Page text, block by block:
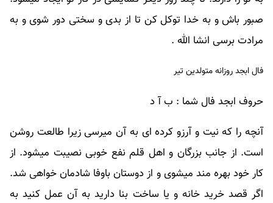
صبور باش و به خدا توکل کن تا از بدی و سختی دور شوی و به
مرادت برسی انشا الله .
فال ابجد روزانه متولدین تیر
حروف ابجد فال شما : ب آ د
آنچه را که نیت و آرزو کرده ای به آن میرسی زیرا طالعت روشن
است. از جانب بزرگان و اهل قلم نفع خوبی نصیبت میشود. از
کار خود بهره مند میشوی و از دوستان باوفا شادمان خواهی شد.
اگر قصد خرید خانه و یا ساخت بنا دارید به آن عمل کنید به